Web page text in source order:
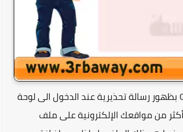
تفاجئ العديد من اصحاب حسابات جوجل ادسنس Google adsense بظهور رسالة تحذيرية عند الدخول الى لوحة
من مواقعك الإلكترونية على ملف